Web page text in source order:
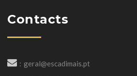
Contacts
geral@escadimais.pt